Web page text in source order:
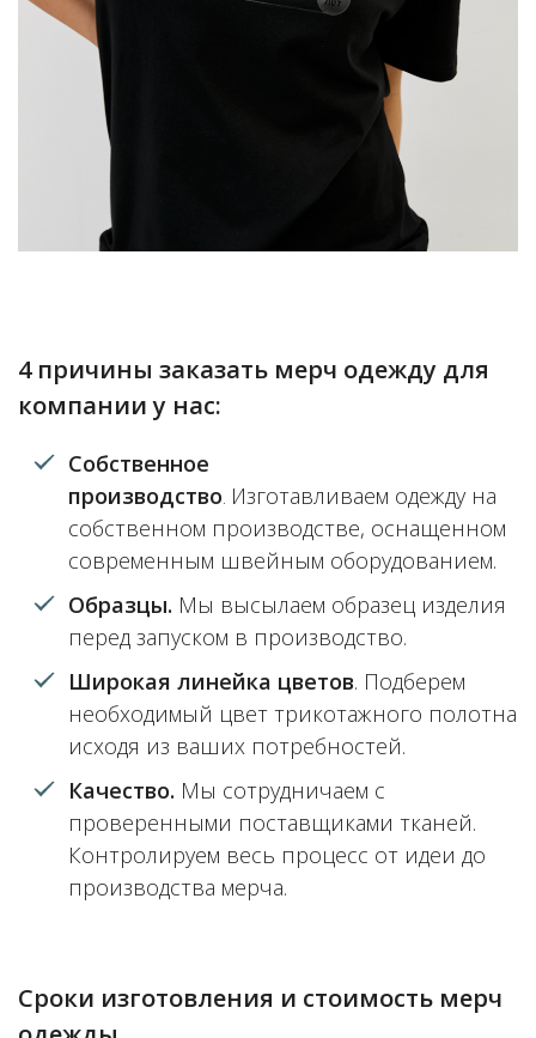
4 причины заказать мерч одежду для
компании у нас:
Собственное
производство. Изготавливаем одежду на
собственном производстве, оснащенном
современным швейным оборудованием.
Образцы. Мы высылаем образец изделия
перед запуском в производство.
Широкая линейка цветов. Подберем
необходимый цвет трикотажного полотна
исходя из ваших потребностей.
Качество. Мы сотрудничаем с
проверенными поставщиками тканей.
Контролируем весь процесс от идеи до
производства мерча.
Сроки изготовления и стоимость мерч